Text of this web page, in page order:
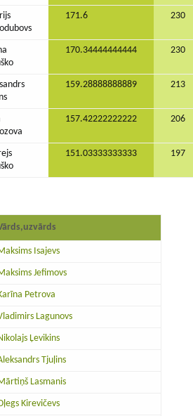
171.6 230
170.34444444444 230
159.28888888889 213
157.42222222222 206
151.03333333333 197
Isajevs
Jefimovs
Petrova
Lagunovs
Ļevikins
Tjuļins
Lasmanis
Kirevičevs